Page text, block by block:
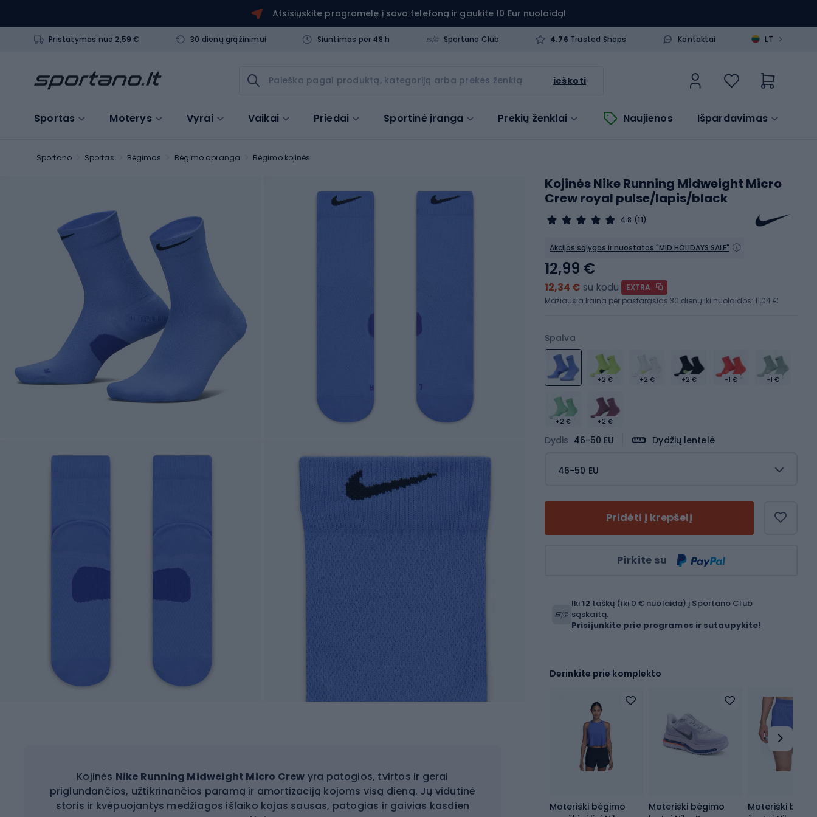
Atsisiųskite programėlę į savo telefoną ir gaukite 10 Eur nuolaidą!
Pristatymas nuo 2,59 € 30 dienų grąžinimui Siuntimas per 48 h Sportano Club 4.76 Trusted Shops Kontaktai LT >
ieškoti
Sportas Moterys Vyrai Vaikai Priedai Sportinė įranga Prekių ženklai Naujienos Išpardavimas
Sportano Sportas Bėgimas Bėgimo apranga Bėgimo kojinės
Kojinės Nike Running Midweight Micro Crew yra patogios, tvirtos ir gerai
priglundančios, užtikrinančios paramą ir amortizaciją kojoms visą dieną. Jų vidutinė
storis ir kvėpuojantys medžiagos išlaiko kojas sausas, patogias ir gaivias kasdien
Kojinės Nike Running Midweight Micro
Crew royal pulse/lapis/black
4.8 (11)
Akcijos sąlygos ir nuostatos "MID HOLIDAYS SALE"
Spalva
+2 € +2 € +2 € -1 € -1 €
+2 € +2 €
Dydis 46-50 EU Dydžių lentelė
46-50 EU
Pridėti į krepšelį
Pirkite su
12,99 €
12,34 € su kodu
EXTRA
Mažiausia kaina per pastarąsias 30 dienų iki nuolaidos: 11,04 €
Iki12 taškų (iki 0 € nuolaida) į Sportano Club
sąskaitą.
Prisijunkite prie programos ir sutaupykite!
Derinkite prie komplekto
Moteriški bėgimo
Moteriški bėgimo
Moteriški